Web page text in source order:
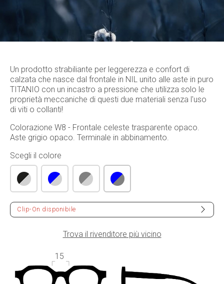
Un prodotto strabiliante per leggerezza e confort di
calzata che nasce dal frontale in NIL unito alle aste in puro
TITANIO con un incastro a pressione che utilizza solo le
proprietà meccaniche di questi due materiali senza l'uso
di viti o collanti!
Colorazione W8 - Frontale celeste trasparente opaco.
Aste grigio opaco. Terminale in abbinamento.
Scegli il colore
Clip-On disponibile
Trova il rivenditore più vicino
15